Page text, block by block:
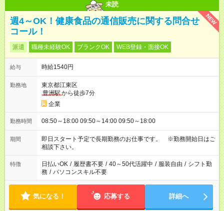
未読
NEW
週4～OK！健康食品の通信販売に関する問合せ
コール！
派遣 職種未経験OK ブランクOK WEB登録・面接OK
給与 時給1540円
勤務地
東京都江東区
豊洲駅から徒歩7分
企業
勤務時間 08:50～18:00 09:50～14:00 09:50～18:00
期間
即日スタート予定で長期勤務のお仕事です。 ※勤務開始日はご
相談下さい。
特徴 日払いOK / 履歴書不要 / 40～50代活躍中 / 服装自由 / シフト勤
務 / パソコンスキル不要
気になる！ 応募する 詳細へ